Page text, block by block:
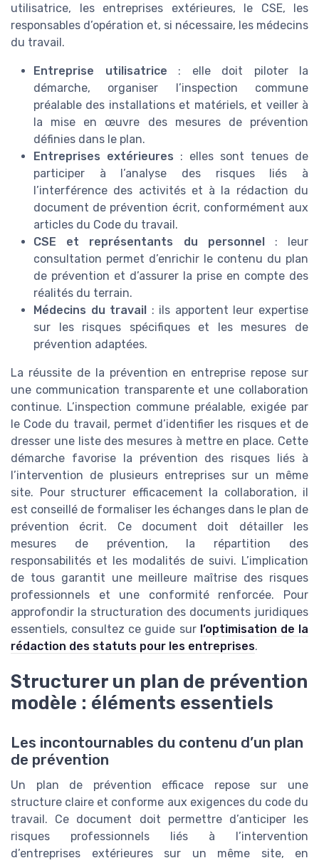
utilisatrice, les entreprises extérieures, le CSE, les
responsables d’opération et, si nécessaire, les médecins
du travail.
Entreprise utilisatrice : elle doit piloter la
démarche, organiser l’inspection commune
préalable des installations et matériels, et veiller à
la mise en œuvre des mesures de prévention
définies dans le plan.
Entreprises extérieures : elles sont tenues de
participer à l’analyse des risques liés à
l’interférence des activités et à la rédaction du
document de prévention écrit, conformément aux
articles du Code du travail.
CSE et représentants du personnel: leur
consultation permet d’enrichir le contenu du plan
de prévention et d’assurer la prise en compte des
réalités du terrain.
Médecins du travail : ils apportent leur expertise
sur les risques spécifiques et les mesures de
prévention adaptées.
La réussite de la prévention en entreprise repose sur
une communication transparente et une collaboration
continue. L’inspection commune préalable, exigée par
le Code du travail, permet d’identifier les risques et de
dresser une liste des mesures à mettre en place. Cette
démarche favorise la prévention des risques liés à
l’intervention de plusieurs entreprises sur un même
site. Pour structurer efficacement la collaboration, il
est conseillé de formaliser les échanges dans le plan de
prévention écrit. Ce document doit détailler les
mesures de prévention, la répartition des
responsabilités et les modalités de suivi. L’implication
de tous garantit une meilleure maîtrise des risques
professionnels et une conformité renforcée. Pour
approfondir la structuration des documents juridiques
essentiels, consultez ce guide sur l’optimisation de la
rédaction des statuts pour les entreprises.
Structurer un plan de prévention
modèle : éléments essentiels
Les incontournables du contenu d’un plan
de prévention
Un plan de prévention efficace repose sur une
structure claire et conforme aux exigences du code du
travail. Ce document doit permettre d’anticiper les
risques professionnels liés à l’intervention
d’entreprises extérieures sur un même site, en